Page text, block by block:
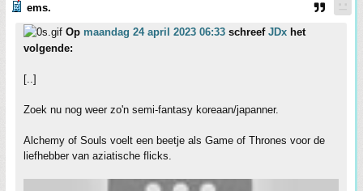
ems.
Op maandag 24 april 2023 06:33 schreef JDx het
volgende:
[..]
Zoek nu nog weer zo'n semi-fantasy koreaan/japanner.
Alchemy of Souls voelt een beetje als Game of Thrones voor de
liefhebber van aziatische flicks.